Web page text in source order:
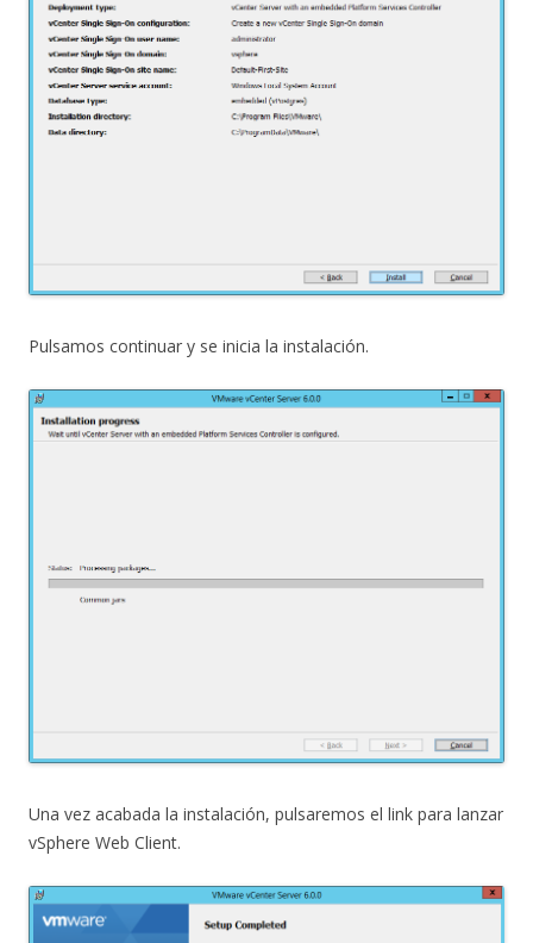
Pulsamos continuar y se inicia la instalación.
Una vez acabada la instalación, pulsaremos el link para lanzar
vSphere Web Client.